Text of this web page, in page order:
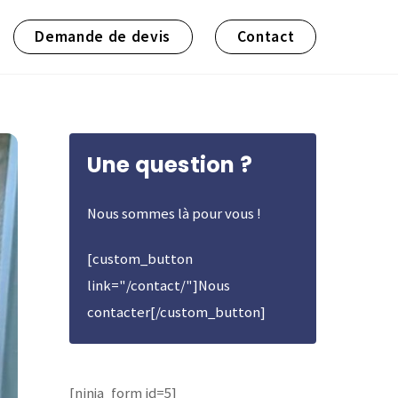
Demande de devis Contact
Une question ?
Nous sommes là pour vous !
[custom_button
link="/contact/"]Nous
contacter[/custom_button]
[ninja_form id=5]